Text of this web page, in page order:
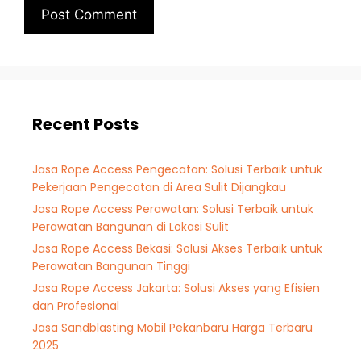
Recent Posts
Jasa Rope Access Pengecatan: Solusi Terbaik untuk
Pekerjaan Pengecatan di Area Sulit Dijangkau
Jasa Rope Access Perawatan: Solusi Terbaik untuk
Perawatan Bangunan di Lokasi Sulit
Jasa Rope Access Bekasi: Solusi Akses Terbaik untuk
Perawatan Bangunan Tinggi
Jasa Rope Access Jakarta: Solusi Akses yang Efisien
dan Profesional
Jasa Sandblasting Mobil Pekanbaru Harga Terbaru
2025